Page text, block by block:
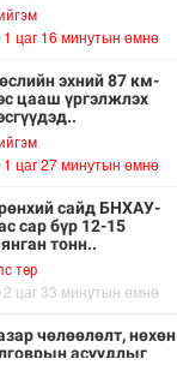
1 цаг 16 минутын өмнө
эхний 87 км-
цааш үргэлжлэх
1 цаг 27 минутын өмнө
сайд БНХАУ-
сар бүр 12-15
тонн..
төр
2 цаг 33 минутын өмнө
чөлөөлөлт, нөхөн
асуудлыг